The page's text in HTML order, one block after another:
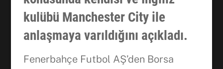
kulübü Manchester City ile
anlaşmaya varıldığını açıkladı.
Fenerbahçe Futbol AŞ’den Borsa